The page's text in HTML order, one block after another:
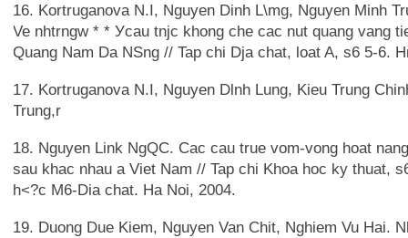
16. Kortruganova N.I, Nguyen Dinh L\mg, Nguyen Minh
Ve nhtrngw * * Уcau tnjc khong che cac nut quang vang
Quang Nam Da NSng // Tap chi Dja chat, loat A, s6 5-6.
17. Kortruganova N.I, Nguyen Dlnh Lung, Kieu Trung
Trung,r
18. Nguyen Link NgQC. Cac cau true vom-vong hoat
sau khac nhau a Viet Nam // Tap chi Khoa hoc ky thuat,
h<?c M6-Dia chat. Ha Noi, 2004.
19. Duong Due Kiem, Nguyen Van Chit, Nghiem Vu Hai.